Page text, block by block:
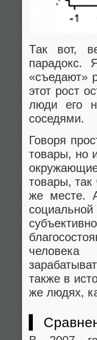
Так вот,
парадокс.
«съедают»
этот рост
люди его
соседями.
Говоря
товары, но
товары,
же месте.
также в
же людях,
▍